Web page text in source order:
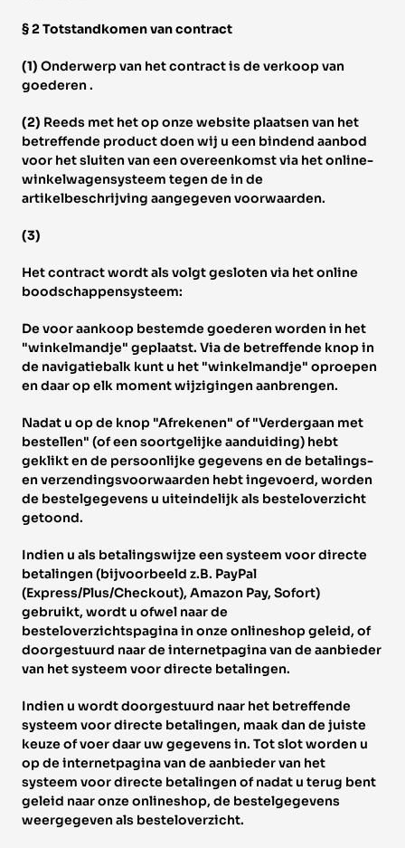
§ 2 Totstandkomen van contract
(1) Onderwerp van het contract is de verkoop van
goederen .
(2) Reeds met het op onze website plaatsen van het
betreffende product doen wij u een bindend aanbod
voor het sluiten van een overeenkomst via het online-
winkelwagensysteem tegen de in de
artikelbeschrijving aangegeven voorwaarden.
(3)
Het contract wordt als volgt gesloten via het online
boodschappensysteem:
De voor aankoop bestemde goederen worden in het
"winkelmandje" geplaatst. Via de betreffende knop in
de navigatiebalk kunt u het "winkelmandje" oproepen
en daar op elk moment wijzigingen aanbrengen.
Nadat u op de knop "Afrekenen" of "Verdergaan met
bestellen" (of een soortgelijke aanduiding) hebt
geklikt en de persoonlijke gegevens en de betalings-
en verzendingsvoorwaarden hebt ingevoerd, worden
de bestelgegevens u uiteindelijk als besteloverzicht
getoond.
Indien u als betalingswijze een systeem voor directe
betalingen (bijvoorbeeld z.B. PayPal
(Express/Plus/Checkout), Amazon Pay, Sofort)
gebruikt, wordt u ofwel naar de
besteloverzichtspagina in onze onlineshop geleid, of
doorgestuurd naar de internetpagina van de aanbieder
van het systeem voor directe betalingen.
Indien u wordt doorgestuurd naar het betreffende
systeem voor directe betalingen, maak dan de juiste
keuze of voer daar uw gegevens in. Tot slot worden u
op de internetpagina van de aanbieder van het
systeem voor directe betalingen of nadat u terug bent
geleid naar onze onlineshop, de bestelgegevens
weergegeven als besteloverzicht.